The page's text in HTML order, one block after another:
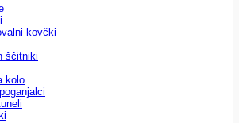
kovčki
ščitniki
kolo